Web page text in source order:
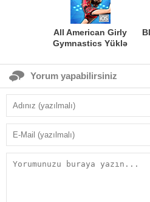
All American Girly
Gymnastics Yüklə
Yorum yapabilirsiniz